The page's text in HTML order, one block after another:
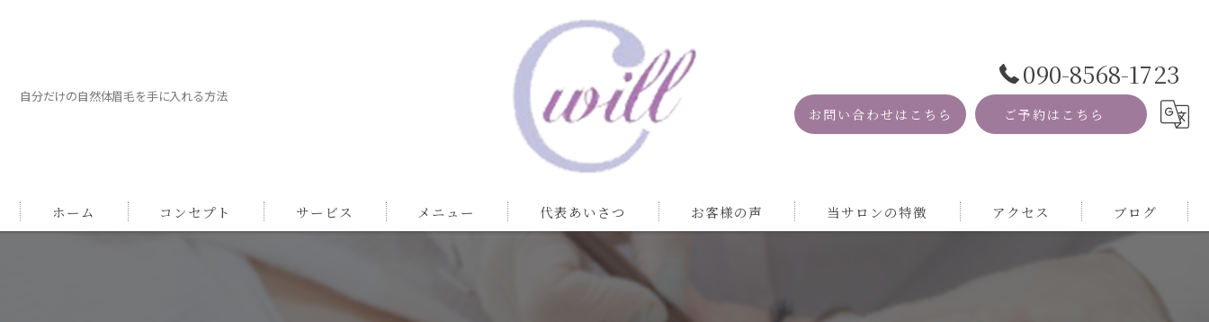
自分だけの自然体眉毛を手に入れる方法
090-8568-1723
お問い合わせはこちら ご予約はこちら
ホーム コンセプト サービス メニュー 代表あいさつ お客様の声 当サロンの特徴
MRI
アクセス ブログ